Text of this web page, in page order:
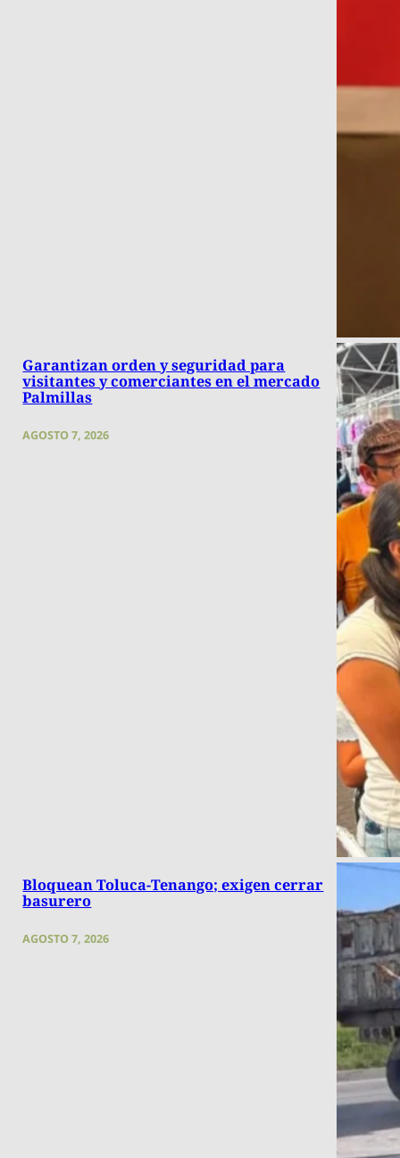
Garantizan orden y seguridad para
visitantes y comerciantes en el mercado
Palmillas
AGOSTO 7, 2026
Bloquean Toluca-Tenango; exigen cerrar
basurero
AGOSTO 7, 2026